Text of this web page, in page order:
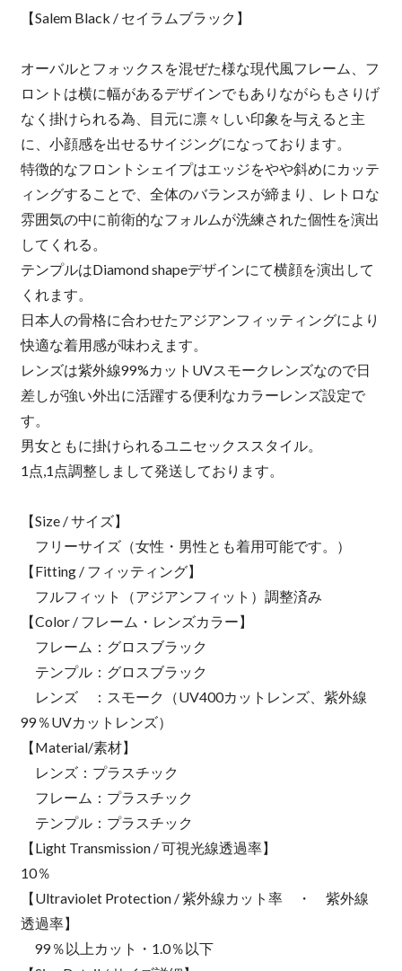
【Salem Black / セイラムブラック】
オーバルとフォックスを混ぜた様な現代風フレーム、フ
ロントは横に幅があるデザインでもありながらもさりげ
なく掛けられる為、目元に凛々しい印象を与えると主
に、小顔感を出せるサイジングになっております。
特徴的なフロントシェイプはエッジをやや斜めにカッテ
ィングすることで、全体のバランスが締まり、レトロな
雰囲気の中に前衛的なフォルムが洗練された個性を演出
してくれる。
テンプルはDiamond shapeデザインにて横顔を演出して
くれます。
日本人の骨格に合わせたアジアンフィッティングにより
快適な着用感が味わえます。
レンズは紫外線99%カットUVスモークレンズなので日
差しが強い外出に活躍する便利なカラーレンズ設定で
す。
男女ともに掛けられるユニセックススタイル。
1点,1点調整しまして発送しております。
【Size / サイズ】
フリーサイズ（女性・男性とも着用可能です。）
【Fitting / フィッティング】
フルフィット（アジアンフィット）調整済み
【Color / フレーム・レンズカラー】
フレーム：グロスブラック
テンプル：グロスブラック
レンズ ：スモーク（UV400カットレンズ、紫外線
99％UVカットレンズ）
【Material/素材】
レンズ：プラスチック
フレーム：プラスチック
テンプル：プラスチック
【Light Transmission / 可視光線透過率】
10％
【Ultraviolet Protection / 紫外線カット率 ・ 紫外線
透過率】
99％以上カット・1.0％以下